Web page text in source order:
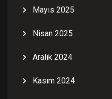
Mayıs 2025
Nisan 2025
Aralık 2024
Kasım 2024